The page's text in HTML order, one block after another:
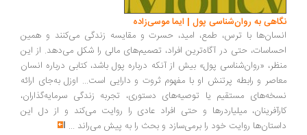
نگاهی به روان‌شناسی پول | ایما موسی‌زاده
انسان‌ها با ترس، طمع، امید، حسرت و مقایسه زندگی می‌کنند و همین
احساسات، حتی در آگاه‌ترین افراد، تصمیم‌های مالی را شکل می‌دهد. از این
منظر، «روان‌شناسی پول» بیش از آنکه درباره پول باشد، کتابی درباره انسان
معاصر و رابطه پرتنش او با مفهوم ثروت و دارایی است... اوزل به‌جای ارائه
نسخه‌های مستقیم یا توصیه‌های دستوری، تجربه زندگی سرمایه‌گذاران،
کارآفرینان، میلیاردرها و حتی افراد عادی را روایت می‌کند و از دل این
داستان‌ها روایت خود را برمی‌سازد و بحث را به پیش می‌راند ...